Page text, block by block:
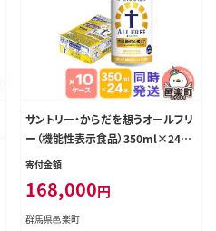
サントリー・からだを想うオールフリ
ー（機能性表示食品）350ml×24本
入り×10ケース（同時発送） [ノンア
県]
寄付金額
168,000円
群馬県邑楽町